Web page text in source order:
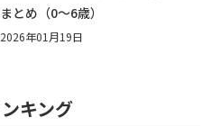
まとめ（0〜6歳）
2026年01月19日
キング